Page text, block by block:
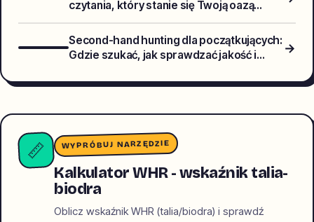
czytania, który stanie się Twoją oazą
spokoju?
Second-hand hunting dla początkujących:
Gdzie szukać, jak sprawdzać jakość i
→
📏 WYPRÓBUJ NARZĘDZIE
Kalkulator WHR - wskaźnik talia-
biodra
Oblicz wskaźnik WHR (talia/biodra) i sprawdź